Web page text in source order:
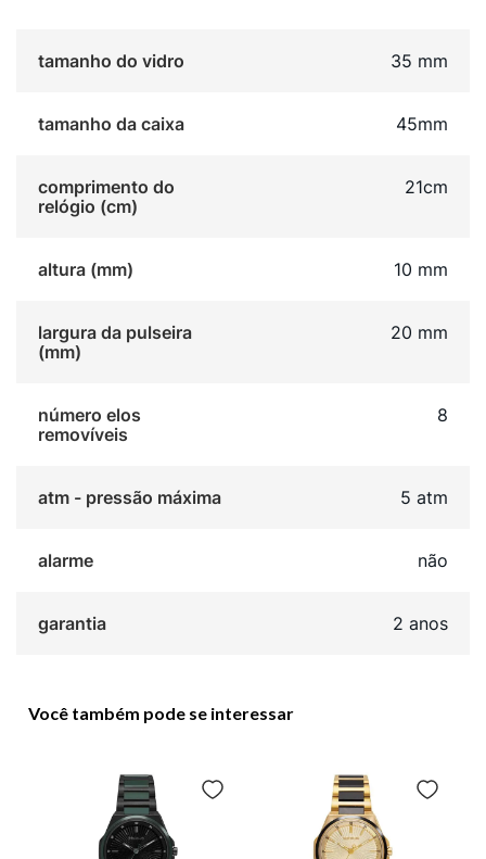
tamanho do vidro 35 mm
tamanho da caixa 45mm
comprimento do
relógio (cm)
21cm
altura (mm) 10 mm
largura da pulseira
(mm)
20 mm
número elos
removíveis
8
atm - pressão máxima 5 atm
alarme não
garantia 2 anos
Você também pode se interessar